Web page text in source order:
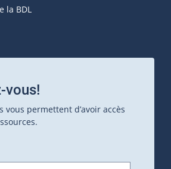
la BDL
vous!
vous permettent d’avoir accès